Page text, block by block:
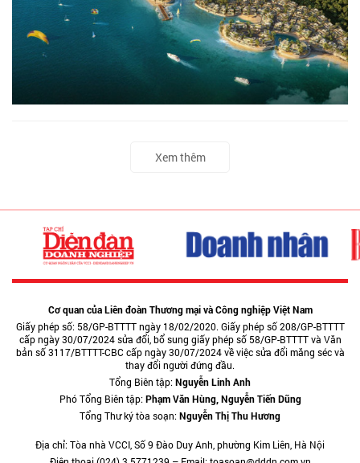
Xem thêm
Cơ quan của Liên đoàn Thương mại và Công nghiệp Việt Nam
Giấy phép số: 58/GP-BTTTT ngày 18/02/2020. Giấy phép số 208/GP-BTTTT
cấp ngày 30/07/2024 sửa đổi, bổ sung giấy phép số 58/GP-BTTTT và Văn
bản số 3117/BTTTT-CBC cấp ngày 30/07/2024 về việc sửa đổi măng séc và
thay đổi người đứng đầu.
Tổng Biên tập:Nguyễn Linh Anh
Phó Tổng Biên tập:Phạm Văn Hùng, Nguyễn Tiến Dũng
Tổng Thư ký tòa soạn:Nguyễn Thị Thu Hương
Địa chỉ: Tòa nhà VCCI, Số 9 Đào Duy Anh, phường Kim Liên, Hà Nội